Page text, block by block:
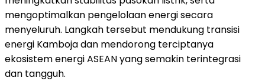
mengoptimalkan pengelolaan energi secara
menyeluruh. Langkah tersebut mendukung transisi
energi Kamboja dan mendorong terciptanya
ekosistem energi ASEAN yang semakin terintegrasi
dan tangguh.